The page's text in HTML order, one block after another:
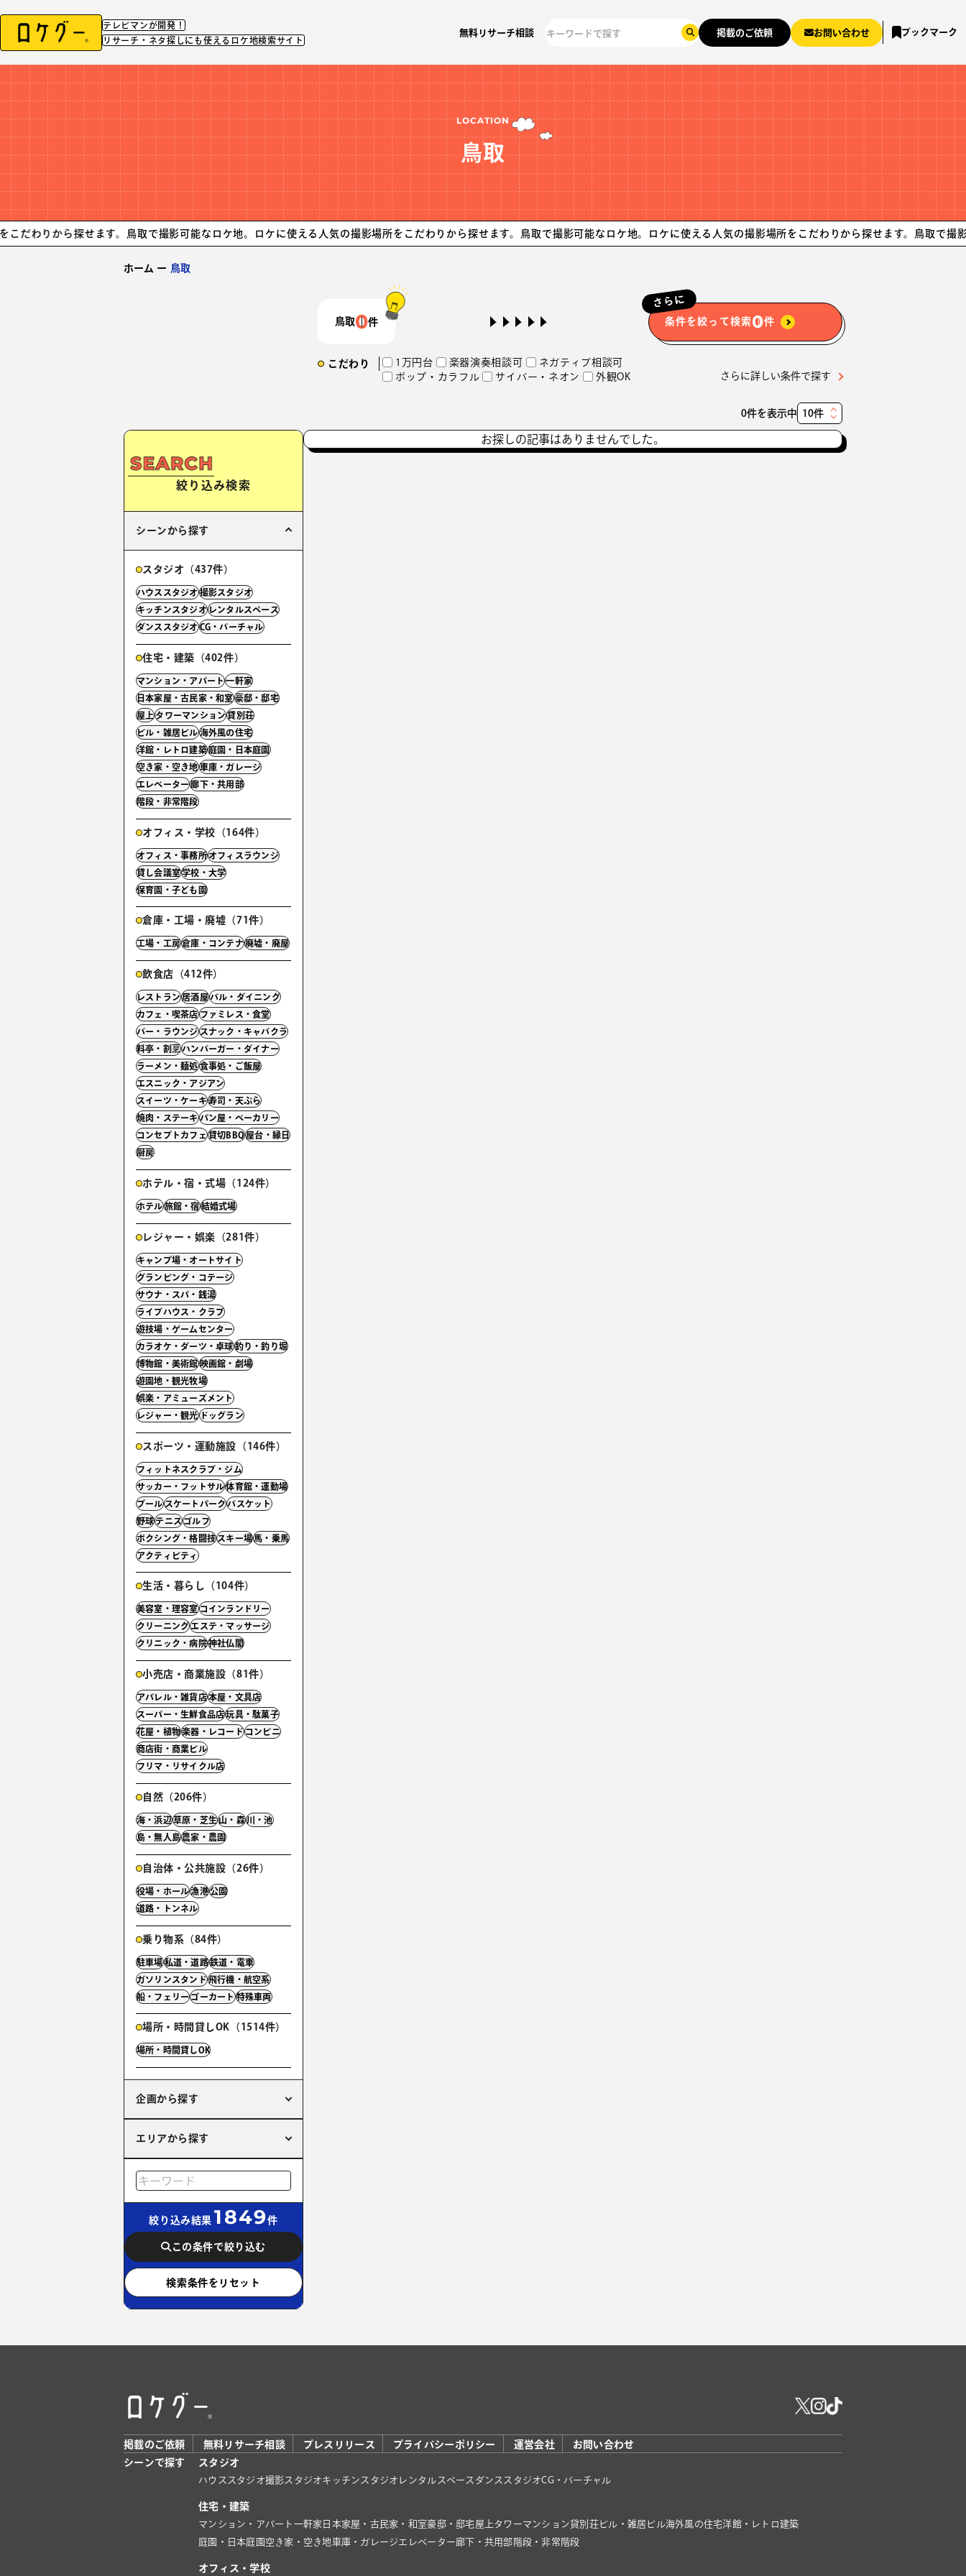
テレビマンが開発！
リサーチ・ネタ探しにも使えるロケ地検索サイト
無料リサーチ相談 掲載のご依頼 お問い合わせ ブックマーク
LOCATION
鳥取
から探せます。鳥取で撮影可能なロケ地。ロケに使える人気の撮影場所をこだわりから探せます。鳥取で撮影可能なロケ地。ロケに使える人気の撮影場所をこだわりから探せます。鳥取で撮影可能な
ホーム ー 鳥取
鳥取0件
さらに
条件を絞って検索0件
こだわり 1万円台 楽器演奏相談可
ネガティブ相談可
ポップ・カラフル
サイバー・ネオン 外観OK さらに詳しい条件で探す
0件を表示中
表
件
お探しの記事はありませんでした。
絞り込み検索
シーンから探す
スタジオ（437件）
ハウススタジオ撮影スタジオ
キッチンスタジオレンタルスペース
ダンススタジオCG・バーチャル
住宅・建築（402件）
マンション・アパート一軒家
日本家屋・古民家・和室豪邸・邸宅
屋上タワーマンション貸別荘
ビル・雑居ビル海外風の住宅
洋館・レトロ建築庭園・日本庭園
空き家・空き地車庫・ガレージ
エレベーター廊下・共用部
階段・非常階段
オフィス・学校（164件）
オフィス・事務所オフィスラウンジ
貸し会議室学校・大学
保育園・子ども園
倉庫・工場・廃墟（71件）
工場・工房倉庫・コンテナ廃墟・廃屋
飲食店（412件）
レストラン居酒屋バル・ダイニング
カフェ・喫茶店ファミレス・食堂
バー・ラウンジスナック・キャバクラ
料亭・割烹ハンバーガー・ダイナー
ラーメン・麺処食事処・ご飯屋
エスニック・アジアン
スイーツ・ケーキ寿司・天ぷら
焼肉・ステーキパン屋・ベーカリー
コンセプトカフェ貸切BBQ屋台・縁日
厨房
ホテル・宿・式場（124件）
ホテル旅館・宿結婚式場
レジャー・娯楽（281件）
キャンプ場・オートサイト
グランピング・コテージ
サウナ・スパ・銭湯
ライブハウス・クラブ
遊技場・ゲームセンター
カラオケ・ダーツ・卓球釣り・釣り堀
博物館・美術館映画館・劇場
遊園地・観光牧場
娯楽・アミューズメント
レジャー・観光ドッグラン
スポーツ・運動施設（146件）
フィットネスクラブ・ジム
サッカー・フットサル体育館・運動場
プールスケートパークバスケット
野球テニスゴルフ
ボクシング・格闘技スキー場馬・乗馬
アクティビティ
生活・暮らし（104件）
美容室・理容室コインランドリー
クリーニングエステ・マッサージ
クリニック・病院神社仏閣
小売店・商業施設（81件）
アパレル・雑貨店本屋・文具店
スーパー・生鮮食品店玩具・駄菓子
花屋・植物楽器・レコードコンビニ
商店街・商業ビル
フリマ・リサイクル店
自然（206件）
海・浜辺草原・芝生山・森川・池
島・無人島農家・農園
自治体・公共施設（26件）
役場・ホール漁港公園
道路・トンネル
乗り物系（84件）
駐車場私道・道路鉄道・電車
ガソリンスタンド飛行機・航空系
船・フェリーゴーカート特殊車両
場所・時間貸しOK（1514件）
場所・時間貸しOK
企画から探す
エリアから探す
絞り込み結果 1849件
この条件で絞り込む
検索条件をリセット
掲載のご依頼 無料リサーチ相談 プレスリリース プライバシーポリシー 運営会社
お問い合わせ
シーンで探す
スタジオ
ハウススタジオ撮影スタジオキッチンスタジオ レンタルスペース ダンススタジオCG・バーチャル
住宅・建築
マンション・アパート 一軒家 日本家屋・古民家・和室豪邸・邸宅屋上タワーマンション貸別荘ビル・雑居ビル海外風の住宅洋館・レトロ建築
庭園・日本庭園 空き家・空き地 車庫・ガレージ エレベーター廊下・共用部 階段・非常階段
オフィス・学校